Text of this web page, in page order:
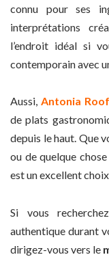
connu pour ses
interprétations
l’endroit idéal si
contemporain avec
Aussi, Antonia
de plats
depuis le haut. Que
ou de quelque
est un excellent
Si vous
authentique durant
dirigez-vous vers le